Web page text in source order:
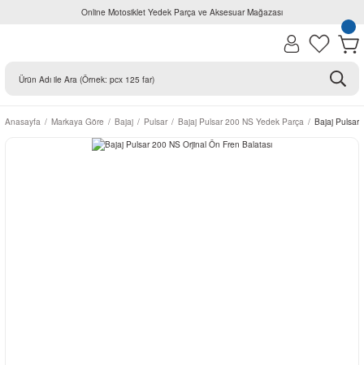
Online Motosiklet Yedek Parça ve Aksesuar Mağazası
Anasayfa Markaya Göre Bajaj Pulsar Bajaj Pulsar 200 NS Yedek Parça Bajaj Pulsar